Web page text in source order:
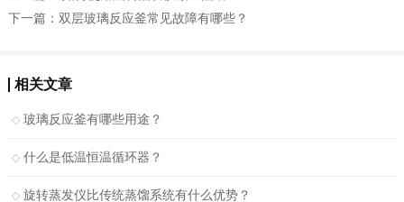
下一篇： 双层玻璃反应釜常见故障有哪些？
相关文章
玻璃反应釜有哪些用途？
什么是低温恒温循环器？
旋转蒸发仪比传统蒸馏系统有什么优势？